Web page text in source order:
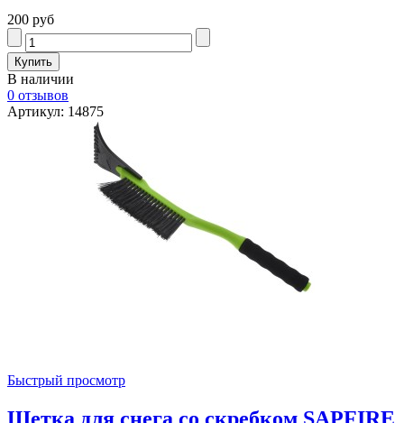
200 руб
В наличии
0 отзывов
Артикул: 14875
Быстрый просмотр
Щетка для снега со скребком SAPFIRE